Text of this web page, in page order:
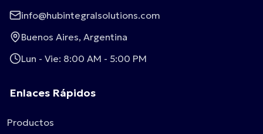
info@hubintegralsolutions.com
Buenos Aires, Argentina
Lun - Vie: 8:00 AM - 5:00 PM
Enlaces Rápidos
Productos